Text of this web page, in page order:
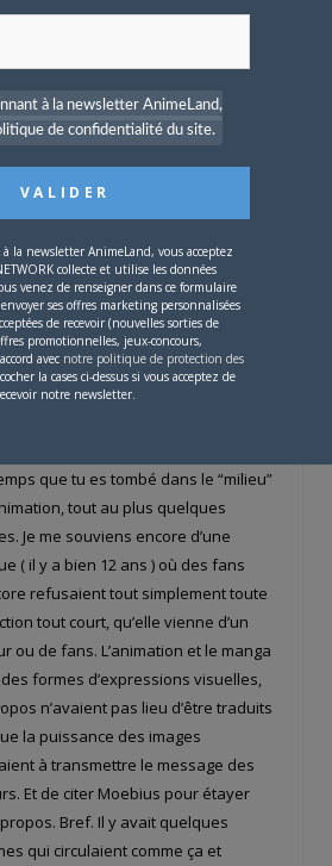
découvert en fansub mais il est
pour 13 ou même 8
(Kino no Tabi et I”s).
je n’achète pas et j’attends
espérant les trouver un jour à
prix plus abordables.
que tu es tombé dans le “milieu”
tout au plus quelques
Je me souviens encore d’une
( il y a bien 12 ans ) où des fans
refusaient tout simplement toute
tout court, qu’elle vienne d’un
ou de fans. L’animation et le manga
formes d’expressions visuelles,
n’avaient pas lieu d’être traduits
la puissance des images
à transmettre le message des
Et de citer Moebius pour étayer
Bref. Il y avait quelques
qui circulaient comme ça et
à la newsletter AnimeLand,
de confidentialité du site.
la newsletter AnimeLand, vous acceptez
collecte et utilise les données
venez de renseigner dans ce formulaire
ses offres marketing personnalisées
de recevoir (nouvelles sorties de
promotionnelles, jeux-concours,
avec notre politique de protection des
la cases ci-dessus si vous acceptez de
notre newsletter.